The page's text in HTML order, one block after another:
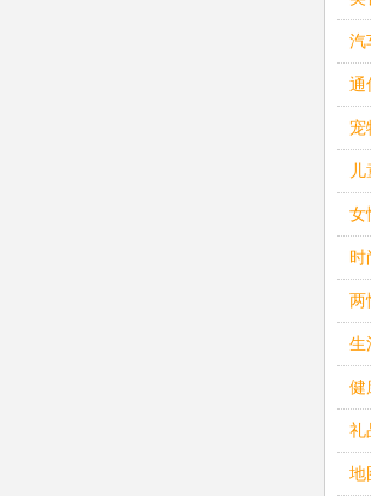
汽
通
宠
女
时
两
生
健
礼
地